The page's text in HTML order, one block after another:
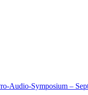
Audio-Symposium –